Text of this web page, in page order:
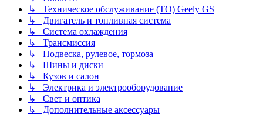
↳ Техническое обслуживание (ТО) Geely GS
↳ Двигатель и топливная система
↳ Система охлаждения
↳ Трансмиссия
↳ Подвеска, рулевое, тормоза
↳ Шины и диски
↳ Кузов и салон
↳ Электрика и электрооборудование
↳ Свет и оптика
↳ Дополнительные аксессуары